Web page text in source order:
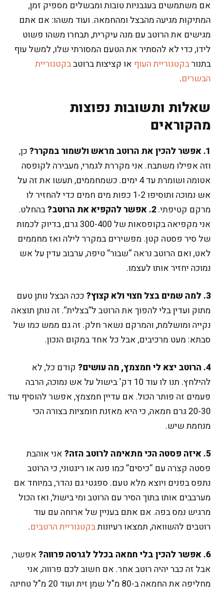
אם משתמשים בעגבניות טובות ומבשלים מספיק זמן,
המתיקות מגיעה מהבצל ומהחמאה. ועוד משהו: אם אתם
מגישים את הרוטב עם מנה עיקרית, תבחרו משהו פשוט
לידו, כדי לא להסתיר את הטעם המסורתי שלו, למשל עוף
בתנורבקטגוריית העוף או קציצות ברוטבבקטגוריית
הבשרים.
שאלות ותשובות נפוצות
מהקוראים
1. אפשר להכין את הרוטב מראש ולשמור במקרר?
כן,
וזה אפילו משתבח. אני מקררת לגמרי, מעבירה לקופסה
אטומה ושומרת עד 4 ימים. כשמחממים, תעשו את זה על
אש נמוכה ותוסיפו 1-2 כפות מים חמים כדי להחזיר לו
מרקם קטיפתי.2. אפשר להקפיא את הרוטב?
בהחלט.
אני מקפיאה בקופסאות של 300-400 גרם, בדיוק לכמות
של סיר פסטה קטן. מפשירים במקרר לילה ואז מחממים
לאט, ואם הרוטב נראה “שבור” טיפה, ערבוב עדין על אש
נמוכה יחזיר אותו לעצמו.
3. למה שמים בצל חצוי ולא קצוץ?
ככה הבצל נותן טעם
מתוק ועדין בלי להפוך את הרוטב ל”בצלית”. זה נותן תוצאה
נקייה ומושלמת, והמרקם נשאר חלק. זה גם ממש כמו של
סבתא: מעט מרכיבים, אבל כל אחד במקום הנכון.
4. הרוטב יצא לי חמצמץ, מה עושים?
קודם כל, לא
להילחץ. תנו לו עוד 10 דק' בישול על אש נמוכה, הרבה
פעמים זה פותר הכול. אם עדיין חמצמץ, אפשר להוסיף עוד
20-30 גרם חמאה, כי היא מאזנת חומציות בצורה הכי
מנחמת שיש.
5. איזה פסטה הכי מתאימה לרוטב הזה?
אני אוהבת
פסטה קצרה עם “כיסים” כמו פנה או ריגטוני, כי הרוטב
נתפס בפנים ויוצא מלא טעם. ספגטי גם נהדר, במיוחד אם
מערבבים אותו בתוך הסיר עם הרוטב ומי בישול, ואז הכול
מרגיש נמס בפה. אם אתם בעניין של ארוחה עם עוד
רוטבים להשוואה, תמצאו רעיונותבקטגוריית הרטבים.
6. אפשר להכין בלי חמאה בכלל לגרסה פרווה?
אפשר,
אבל זה כבר יהיה רוטב אחר. אם חשוב לכם פרווה, אני
מחליפה את החמאה ב-80 מ"ל שמן זית ועוד 20 מ"ל טחינה